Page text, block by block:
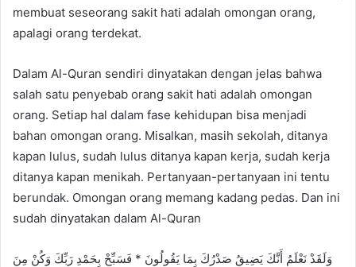
e
m
membuat seseorang sakit hati adalah omongan orang,
apalagi orang terdekat.
Dalam Al-Quran sendiri dinyatakan dengan jelas bahwa
salah satu penyebab orang sakit hati adalah omongan
orang. Setiap hal dalam fase kehidupan bisa menjadi
bahan omongan orang. Misalkan, masih sekolah, ditanya
kapan lulus, sudah lulus ditanya kapan kerja, sudah kerja
ditanya kapan menikah. Pertanyaan-pertanyaan ini tentu
berundak. Omongan orang memang kadang pedas. Dan ini
sudah dinyatakan dalam Al-Quran
وَلَقَدْ نَعْلَمُ أَنَّكَ يَضِيقُ صَدْرُكَ بِمَا يَقُولُونَ * فَسَبِّحْ بِحَمْدِ رَبِّكَ وَكُنْ مِنَ